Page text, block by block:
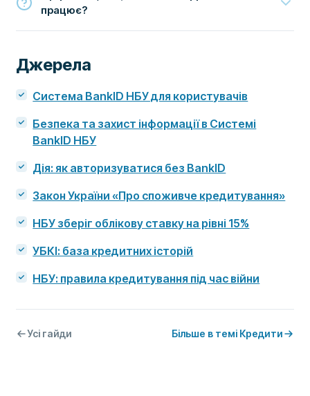
працює?
Джерела
Система BankID НБУ для користувачів
Безпека та захист інформації в Системі
BankID НБУ
Дія: як авторизуватися без BankID
Закон України «Про споживче кредитування»
НБУ зберіг облікову ставку на рівні 15%
УБКІ: база кредитних історій
НБУ: правила кредитування під час війни
Усі гайди Більше в темі Кредити